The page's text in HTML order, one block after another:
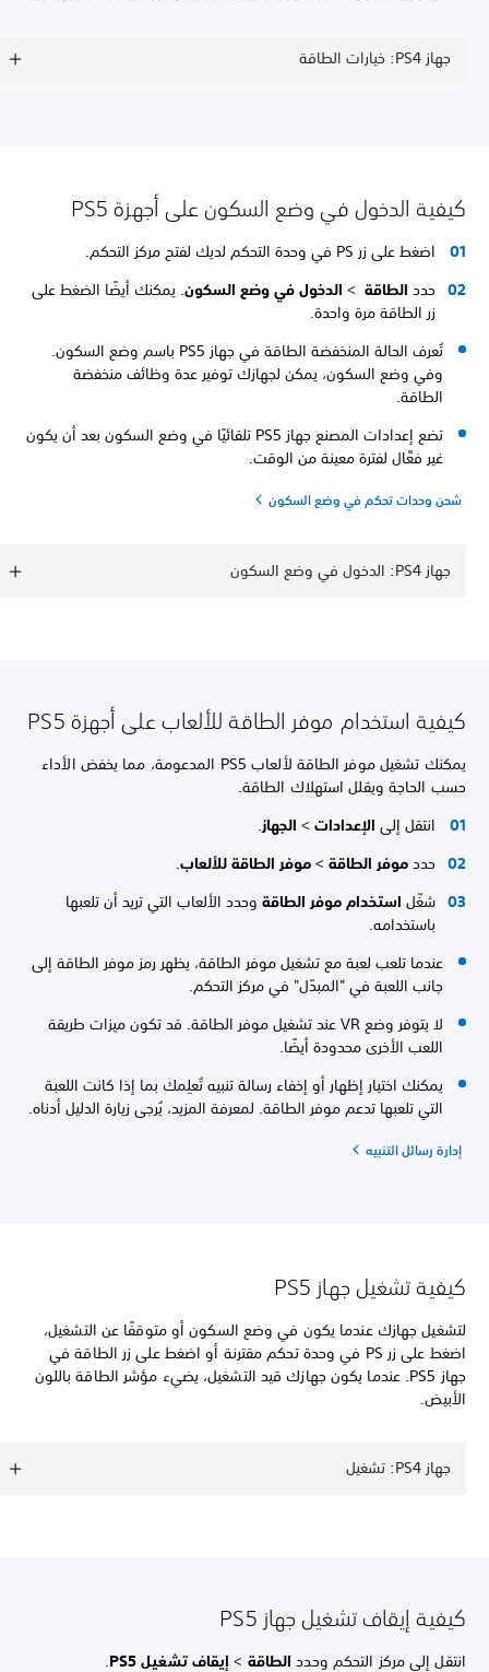
جهاز PS4: خيارات الطاقة
كيفية الدخول في وضع السكون على أجهزة PS5
اضغط على زر PS في وحدة التحكم لديك لفتح مركز التحكم.
حددالطاقة>الدخول في وضع السكون. يمكنك أيضًا الضغط على
زر الطاقة مرة واحدة.
تُعرف الحالة المنخفضة الطاقة في جهاز PS5 باسم وضع السكون.
وفي وضع السكون، يمكن لجهازك توفير عدة وظائف منخفضة
الطاقة.
تضع إعدادات المصنع جهاز PS5 تلقائيًا في وضع السكون بعد أن يكون
غير فعَّال لفترة معينة من الوقت.
شحن وحدات تحكم في وضع السكون
جهاز PS4: الدخول في وضع السكون
كيفية استخدام موفر الطاقة للألعاب على أجهزة PS5
يمكنك تشغيل موفر الطاقة لألعاب PS5 المدعومة، مما يخفض الأداء
حسب الحاجة ويقلل استهلاك الطاقة.
انتقل إلىالإعدادات>الجهاز.
حددموفر الطاقة>موفر الطاقة للألعاب.
شغّلاستخدام موفر الطاقةوحدد الألعاب التي تريد أن تلعبها
باستخدامه.
عندما تلعب لعبة مع تشغيل موفر الطاقة، يظهر رمز موفر الطاقة إلى
جانب اللعبة في "المبدّل" في مركز التحكم.
لا يتوفر وضع VR عند تشغيل موفر الطاقة. قد تكون ميزات طريقة
اللعب الأخرى محدودة أيضًا.
يمكنك اختيار إظهار أو إخفاء رسالة تنبيه تُعلِمك بما إذا كانت اللعبة
التي تلعبها تدعم موفر الطاقة. لمعرفة المزيد، يُرجى زيارة الدليل أدناه.
إدارة رسائل التنبيه
كيفية تشغيل جهاز PS5
لتشغيل جهازك عندما يكون في وضع السكون أو متوقفًا عن التشغيل،
اضغط على زر PS في وحدة تحكم مقترنة أو اضغط على زر الطاقة في
جهاز PS5. عندما يكون جهازك قيد التشغيل، يضيء مؤشر الطاقة باللون
الأبيض.
جهاز PS4: تشغيل
كيفية إيقاف تشغيل جهاز PS5
انتقل إلى مركز التحكم وحددالطاقة>إيقاف تشغيل PS5 .